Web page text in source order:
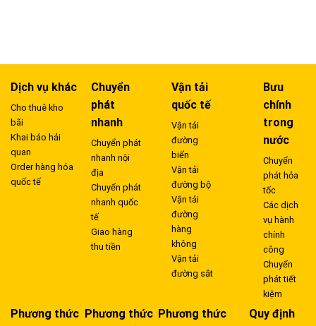
Dịch vụ khác
Cho thuê kho
bãi
Khai báo hải
quan
Order hàng hóa
quốc tế
Chuyển
phát
nhanh
Chuyển phát
nhanh nội
địa
Chuyển phát
nhanh quốc
tế
Giao hàng
thu tiền
Vận tải
quốc tế
Vận tải
đường
biển
Vận tải
đường bộ
Vận tải
đường
hàng
không
Vận tải
đường sắt
Bưu
chính
trong
nước
Chuyển
phát hỏa
tốc
Các dịch
vụ hành
chính
công
Chuyển
phát tiết
kiệm
Phương thức Phương thức Phương thức
Quy định